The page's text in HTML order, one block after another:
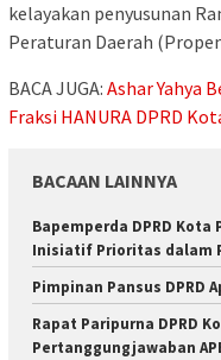
kelayakan penyusunan
Peraturan Daerah
BACA JUGA: Ashar Yahya
Fraksi HANURA DPRD
BACAAN LAINNYA
Bapemperda DPRD
Inisiatif Prioritas dalam
Pimpinan Pansus DPRD
Rapat Paripurna DPRD
Pertanggungjawaban